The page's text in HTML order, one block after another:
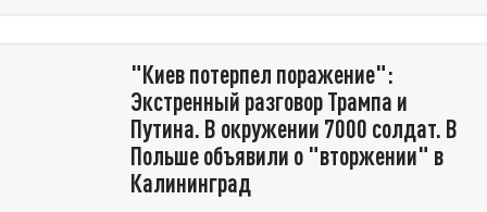
"Киев потерпел поражение":
Экстренный разговор Трампа и
Путина. В окружении 7000 солдат. В
Польше объявили о "вторжении" в
Калининград